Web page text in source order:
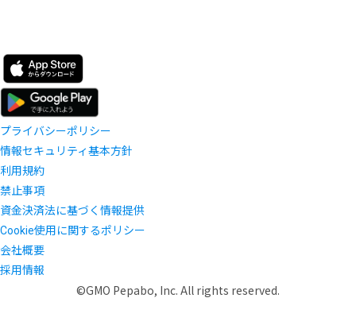
プライバシーポリシー
情報セキュリティ基本方針
利用規約
禁止事項
資金決済法に基づく情報提供
Cookie使用に関するポリシー
会社概要
採用情報
©GMO Pepabo, Inc. All rights reserved.